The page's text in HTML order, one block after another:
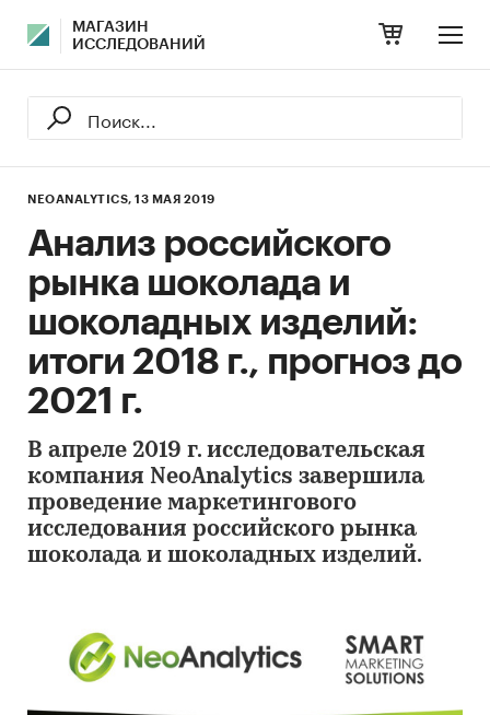
МАГАЗИН
ИССЛЕДОВАНИЙ
NEOANALYTICS, 13 МАЯ 2019
Анализ российского
рынка шоколада и
шоколадных изделий:
итоги 2018 г., прогноз до
2021 г.
В апреле 2019 г. исследовательская
компания NeoAnalytics завершила
проведение маркетингового
исследования российского рынка
шоколада и шоколадных изделий.